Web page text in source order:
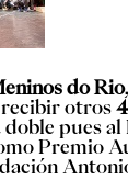
do Rio
recibir otros
pues al
Premio